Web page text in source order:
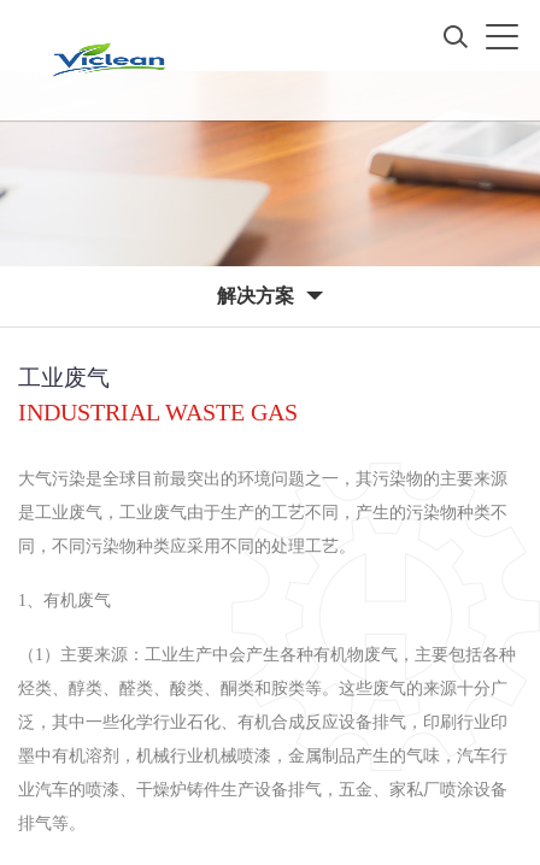
解决方案
工业废气
INDUSTRIAL WASTE GAS
大气污染是全球目前最突出的环境问题之一，其污染物的主要来源
是工业废气，工业废气由于生产的工艺不同，产生的污染物种类不
同，不同污染物种类应采用不同的处理工艺。
1、有机废气
（1）主要来源：工业生产中会产生各种有机物废气，主要包括各种
烃类、醇类、醛类、酸类、酮类和胺类等。这些废气的来源十分广
泛，其中一些化学行业石化、有机合成反应设备排气，印刷行业印
墨中有机溶剂，机械行业机械喷漆，金属制品产生的气味，汽车行
业汽车的喷漆、干燥炉铸件生产设备排气，五金、家私厂喷涂设备
排气等。